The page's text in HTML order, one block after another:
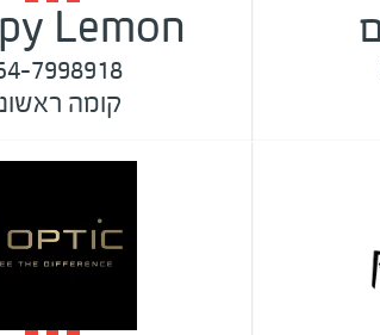
Lemon
7998918
קומה